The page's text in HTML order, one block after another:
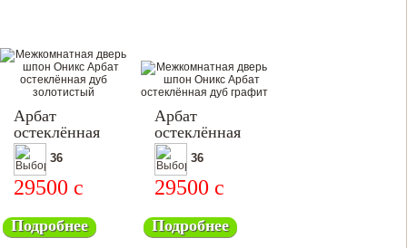
Арбат
остеклённая
36
29500 c
Подробнее
Арбат
остеклённая
36
29500 c
Подробнее